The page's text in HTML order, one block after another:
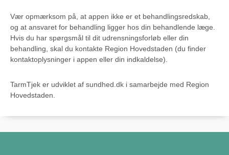
Vær opmærksom på, at appen ikke er et behandlingsredskab,
og at ansvaret for behandling ligger hos din behandlende læge.
Hvis du har spørgsmål til dit udrensningsforløb eller din
behandling, skal du kontakte Region Hovedstaden (du finder
kontaktoplysninger i appen eller din indkaldelse).
TarmTjek er udviklet af sundhed.dk i samarbejde med Region
Hovedstaden.